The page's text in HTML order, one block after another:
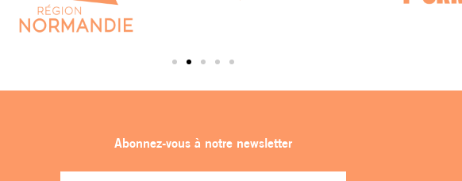
Abonnez-vous à notre newsletter